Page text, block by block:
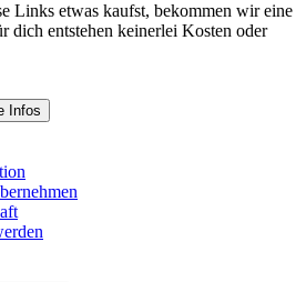
Links etwas kaufst, bekommen wir eine
dich entstehen keinerlei Kosten oder
Infos